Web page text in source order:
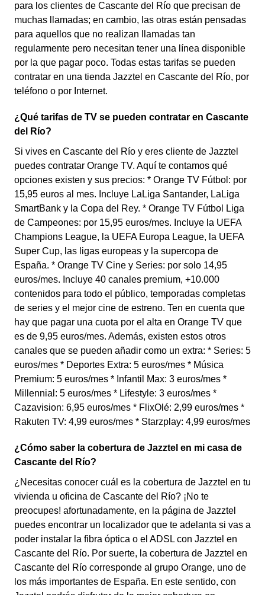
para los clientes de Cascante del Río que precisan de
muchas llamadas; en cambio, las otras están pensadas
para aquellos que no realizan llamadas tan
regularmente pero necesitan tener una línea disponible
por la que pagar poco. Todas estas tarifas se pueden
contratar en una tienda Jazztel en Cascante del Río, por
teléfono o por Internet.
¿Qué tarifas de TV se pueden contratar en Cascante
del Río?
Si vives en Cascante del Río y eres cliente de Jazztel
puedes contratar Orange TV. Aquí te contamos qué
opciones existen y sus precios: * Orange TV Fútbol: por
15,95 euros al mes. Incluye LaLiga Santander, LaLiga
SmartBank y la Copa del Rey. * Orange TV Fútbol Liga
de Campeones: por 15,95 euros/mes. Incluye la UEFA
Champions League, la UEFA Europa League, la UEFA
Super Cup, las ligas europeas y la supercopa de
España. * Orange TV Cine y Series: por solo 14,95
euros/mes. Incluye 40 canales premium, +10.000
contenidos para todo el público, temporadas completas
de series y el mejor cine de estreno. Ten en cuenta que
hay que pagar una cuota por el alta en Orange TV que
es de 9,95 euros/mes. Además, existen estos otros
canales que se pueden añadir como un extra: * Series: 5
euros/mes * Deportes Extra: 5 euros/mes * Música
Premium: 5 euros/mes * Infantil Max: 3 euros/mes *
Millennial: 5 euros/mes * Lifestyle: 3 euros/mes *
Cazavision: 6,95 euros/mes * FlixOlé: 2,99 euros/mes *
Rakuten TV: 4,99 euros/mes * Starzplay: 4,99 euros/mes
¿Cómo saber la cobertura de Jazztel en mi casa de
Cascante del Río?
¿Necesitas conocer cuál es la cobertura de Jazztel en tu
vivienda u oficina de Cascante del Río? ¡No te
preocupes! afortunadamente, en la página de Jazztel
puedes encontrar un localizador que te adelanta si vas a
poder instalar la fibra óptica o el ADSL con Jazztel en
Cascante del Río. Por suerte, la cobertura de Jazztel en
Cascante del Río corresponde al grupo Orange, uno de
los más importantes de España. En este sentido, con